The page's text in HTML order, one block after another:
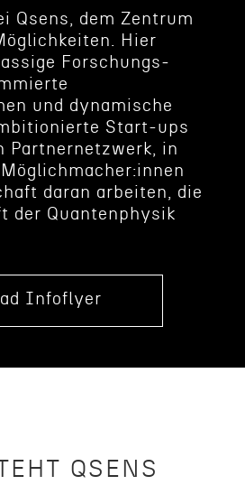
Qsens, dem Zentrum
Hier
Forschungs­
und dynamis­che
Start-ups
Partner­netzwerk, in
daran arbeiten, die
der Quanten­physik
Infoflyer
QSENS